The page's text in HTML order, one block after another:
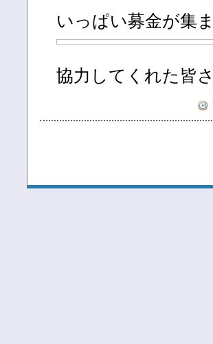
いっぱい募金が集
協力してくれた皆